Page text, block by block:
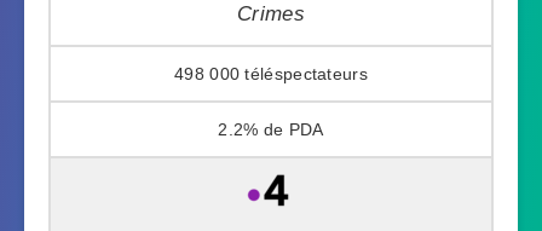
Crimes
498 000
2.2%